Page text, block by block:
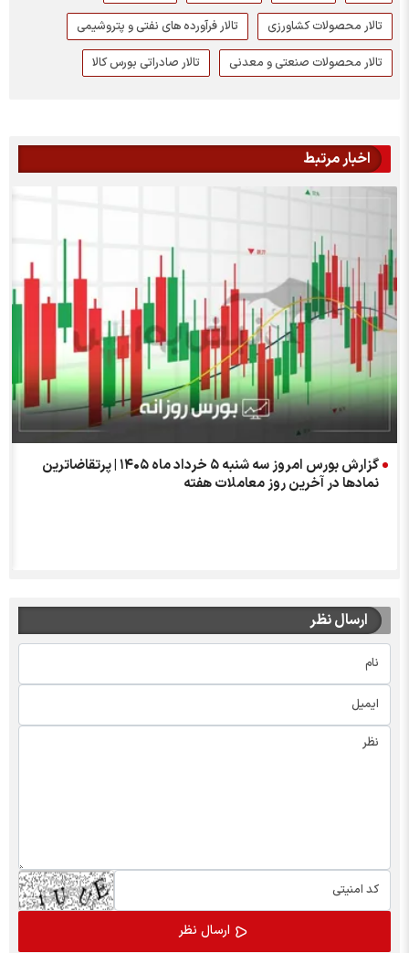
تالار محصولات کشاورزی
تالار فرآورده های نفتی و پتروشیمی
تالار محصولات صنعتی و معدنی
تالار صادراتی بورس کالا
اخبار مرتبط
گزارش بورس امروز سه شنبه ۵ خرداد ماه ۱۴۰۵ | پرتقاضاترین
نمادها در آخرین روز معاملات هفته
ارسال نظر